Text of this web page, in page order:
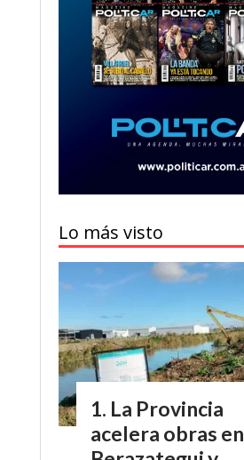
Lo más visto
La Provincia
acelera obras en